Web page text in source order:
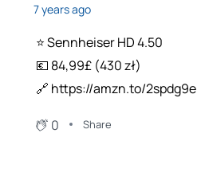
7 years ago
⭐️ Sennheiser HD 4.50
💶 84,99£ (430 zł)
🔗 https://amzn.to/2spdg9e
0 Share